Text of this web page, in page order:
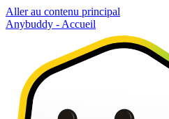
Aller au contenu principal
Anybuddy - Accueil